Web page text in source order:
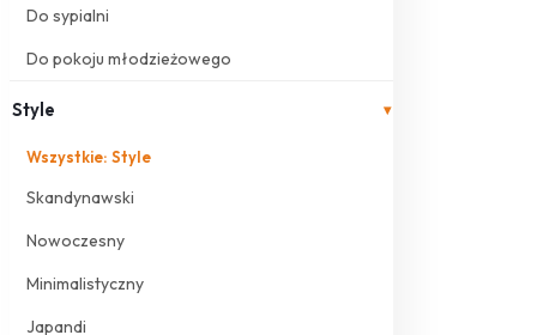
Do sypialni
Do pokoju młodzieżowego
Style ▾
Wszystkie: Style
Skandynawski
Nowoczesny
Minimalistyczny
Japandi